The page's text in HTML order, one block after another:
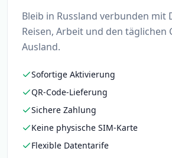
Bleib in Russland verbunden
Reisen, Arbeit und den täglichen
Ausland.
Sofortige Aktivierung
QR-Code-Lieferung
Sichere Zahlung
Keine physische SIM-Karte
Flexible Datentarife